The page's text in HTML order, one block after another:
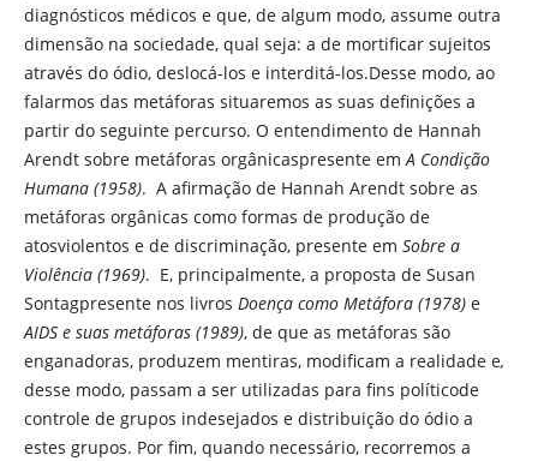
diagnósticos médicos e que, de algum modo, assume outra
dimensão na sociedade, qual seja: a de mortificar sujeitos
através do ódio, deslocá-los e interditá-los.Desse modo, ao
falarmos das metáforas situaremos as suas definições a
partir do seguinte percurso. O entendimento de Hannah
Arendt sobre metáforas orgânicaspresente emA Condição
Humana (1958). A afirmação de Hannah Arendt sobre as
metáforas orgânicas como formas de produção de
atosviolentos e de discriminação, presente em Sobre a
Violência (1969). E, principalmente, a proposta de Susan
Sontagpresente nos livros Doença como Metáfora (1978)e
AIDS e suas metáforas (1989), de que as metáforas são
enganadoras, produzem mentiras, modificam a realidade e,
desse modo, passam a ser utilizadas para fins políticode
controle de grupos indesejados e distribuição do ódio a
estes grupos. Por fim, quando necessário, recorremos a